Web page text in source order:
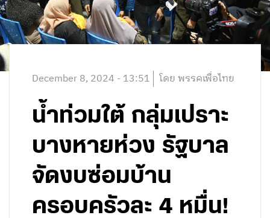
December 8, 2024 - 13:51 โดย พรรคเพื่อไทย
น้ำท่วมใต้ กลุ่มเปราะ
บางหายห่วง รัฐบาล
จัดงบซ่อมบ้าน
ครอบครัวละ 4 หมื่น!